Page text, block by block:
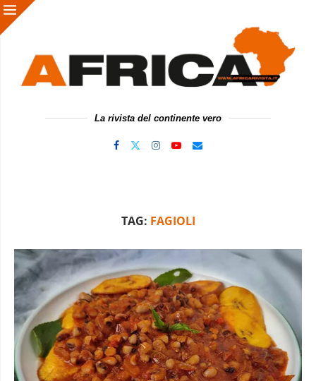
La rivista del continente vero
TAG: FAGIOLI